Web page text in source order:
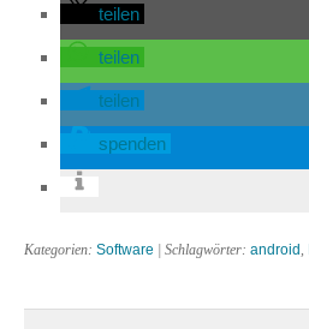
teilen
teilen
teilen
spenden
Kategorien: Software | Schlagwörter: android ,